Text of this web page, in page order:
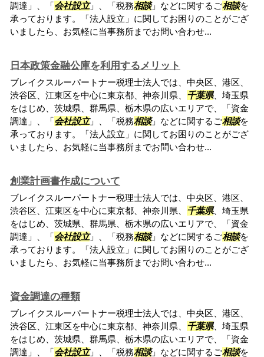
調達」、「会社設立」、「税務相談」などに関するご相談を
承っております。「法人設立」に関してお困りのことがござ
いましたら、お気軽に当事務所までお問い合わせ...
日本政策金融公庫を利用するメリット
ブレイクスルーパートナー税理士法人では、中央区、港区、
渋谷区、江東区を中心に東京都、神奈川県、 千葉県、埼玉県
をはじめ、茨城県、群馬県、栃木県の広いエリアで、「資金
調達」、「会社設立」、「税務相談」などに関するご相談を
承っております。「法人設立」に関してお困りのことがござ
いましたら、お気軽に当事務所までお問い合わせ...
創業計画書作成について
ブレイクスルーパートナー税理士法人では、中央区、港区、
渋谷区、江東区を中心に東京都、神奈川県、 千葉県、埼玉県
をはじめ、茨城県、群馬県、栃木県の広いエリアで、「資金
調達」、「会社設立」、「税務相談」などに関するご相談を
承っております。「法人設立」に関してお困りのことがござ
いましたら、お気軽に当事務所までお問い合わせ...
資金調達の種類
ブレイクスルーパートナー税理士法人では、中央区、港区、
渋谷区、江東区を中心に東京都、神奈川県、 千葉県、埼玉県
をはじめ、茨城県、群馬県、栃木県の広いエリアで、「資金
調達」、「会社設立」、「税務相談」などに関するご相談を